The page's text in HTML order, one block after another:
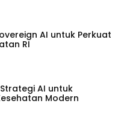
AI untuk Perkuat
RI
AI untuk
Modern